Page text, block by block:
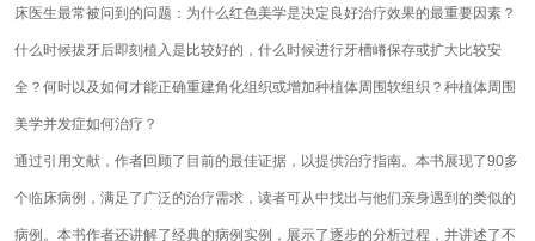
床医生最常被问到的问题：为什么红色美学是决定良好治疗效果的最重要因素？
什么时候拔牙后即刻植入是比较好的，什么时候进行牙槽嵴保存或扩大比较安
全？何时以及如何才能正确重建角化组织或增加种植体周围软组织？种植体周围
美学并发症如何治疗？
通过引用文献，作者回顾了目前的最佳证据，以提供治疗指南。本书展现了90多
个临床病例，满足了广泛的治疗需求，读者可从中找出与他们亲身遇到的类似的
病例。本书作者还讲解了经典的病例实例，展示了逐步的分析过程，并讲述了不